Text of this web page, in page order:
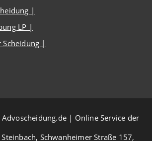
|
LP |
|
| Online Service der
Schwanheimer Straße 157,